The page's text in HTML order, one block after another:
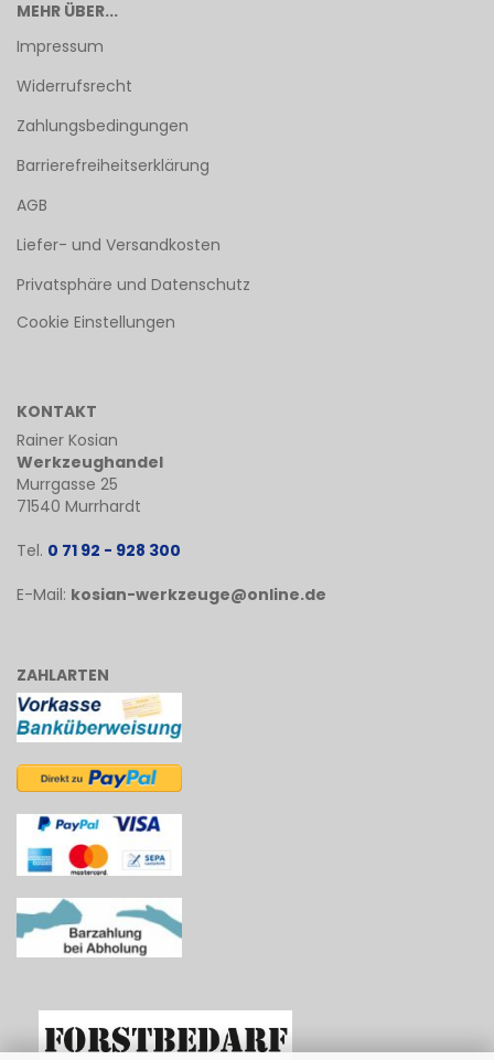
MEHR ÜBER...
Impressum
Widerrufsrecht
Zahlungsbedingungen
Barrierefreiheitserklärung
AGB
Liefer- und Versandkosten
Privatsphäre und Datenschutz
Cookie Einstellungen
KONTAKT
Rainer Kosian
Werkzeughandel
Murrgasse 25
71540 Murrhardt
Tel. 0 71 92 - 928 300
E-Mail: kosian-werkzeuge@online.de
ZAHLARTEN